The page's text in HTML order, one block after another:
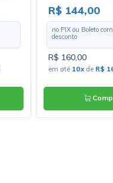
Electro-
R$ 144,00
no PIX ou Boleto com
desconto
R$ 160,00
em até 10xde R$